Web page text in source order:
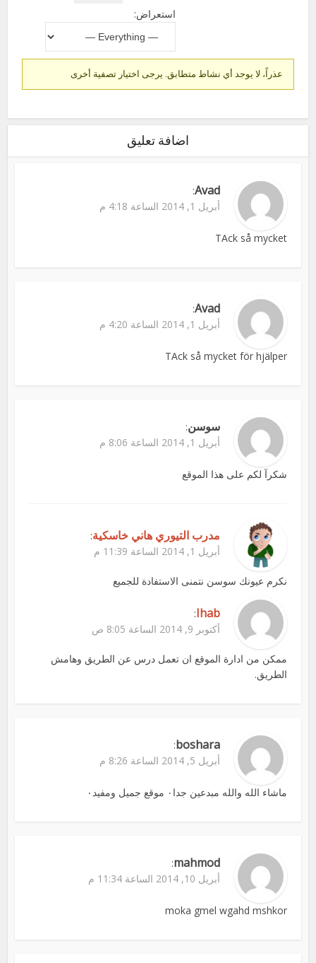
استعراض:
عذراً، لا يوجد أي نشاط متطابق. يرجى اختيار تصفية أخرى
اضافة تعليق
Avad
:
أبريل 1, 2014 الساعة 4:18 م
TAck så mycket
Avad
:
أبريل 1, 2014 الساعة 4:20 م
TAck så mycket för hjälper
سوسن:
أبريل 1, 2014 الساعة 8:06 م
شكرآ لكم على هذا الموقع
مدرب التيوري هاني خاسكية:
أبريل 1, 2014 الساعة 11:39 م
نكرم عيونك سوسن نتمنى الاستفادة للجميع
Ihab
:
أكتوبر 9, 2014 الساعة 8:05 ص
ممكن من ادارة الموقع ان تعمل درس عن الطريق وهامش
الطريق.
boshara
:
أبريل 5, 2014 الساعة 8:26 م
ماشاء الله والله مبدعين جدا٠ موقع جميل ومفيد٠
mahmod
:
أبريل 10, 2014 الساعة 11:34 م
moka gmel wgahd mshkor